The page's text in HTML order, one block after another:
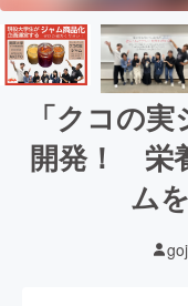
「クコの
開発！ 栄
ム